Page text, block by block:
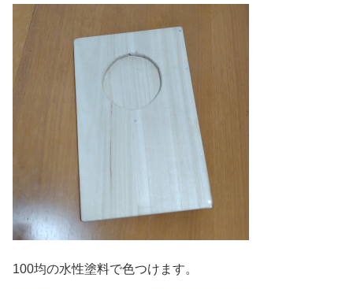
100均の水性塗料で色つけます。